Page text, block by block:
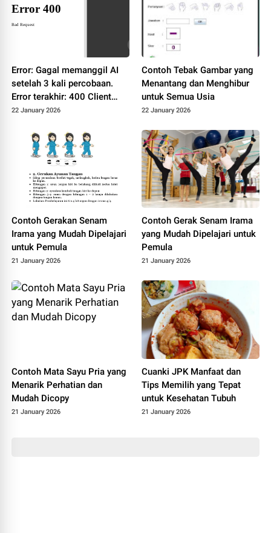
Error: Gagal memanggil AI
setelah 3 kali percobaan.
Error terakhir: 400 Client
Error: Bad Request for url:
intl.aliyuncs.com/compatibl
mode/v1/chat/completions
22 January 2026
Contoh Tebak Gambar yang
Menantang dan Menghibur
untuk Semua Usia
22 January 2026
Contoh Gerakan Senam
Irama yang Mudah Dipelajari
untuk Pemula
21 January 2026
Contoh Gerak Senam Irama
yang Mudah Dipelajari untuk
Pemula
21 January 2026
Contoh Mata Sayu Pria yang
Menarik Perhatian dan
Mudah Dicopy
21 January 2026
Cuanki JPK Manfaat dan
Tips Memilih yang Tepat
untuk Kesehatan Tubuh
21 January 2026